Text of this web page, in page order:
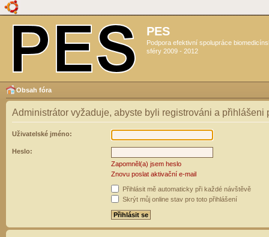
PES
Podpora efektivní spolupráce
sféry 2009 - 2012
Obsah fóra
Administrátor vyžaduje, abyste byli registrováni a přihlášeni
Uživatelské jméno:
Heslo:
Zapomněl(a) jsem heslo
Znovu poslat aktivační e-mail
Přihlásit mě automaticky při každé návštěvě
Skrýt můj online stav pro toto přihlášení